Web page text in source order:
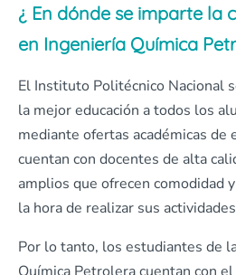
¿ En dónde se imparte la
en Ingeniería Química
El Instituto Politécnico Nacional
la mejor educación a todos los
mediante ofertas académicas de
cuentan con docentes de alta
amplios que ofrecen comodidad
la hora de realizar sus
Por lo tanto, los estudiantes de